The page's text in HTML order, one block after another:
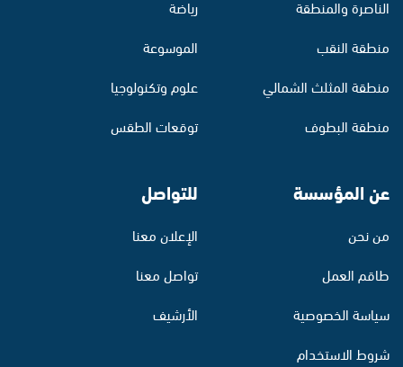
الناصرة والمنطقة
منطقة النقب
منطقة المثلث الشمالي
منطقة البطوف
رياضة
الموسوعة
علوم وتكنولوجيا
توقعات الطقس
عن المؤسسة
من نحن
طاقم العمل
سياسة الخصوصية
شروط الاستخدام
للتواصل
الإعلان معنا
تواصل معنا
الأرشيف